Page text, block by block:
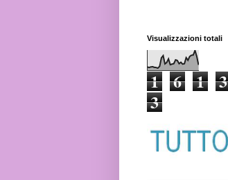
Visualizzazioni totali
1 6 1 3
3